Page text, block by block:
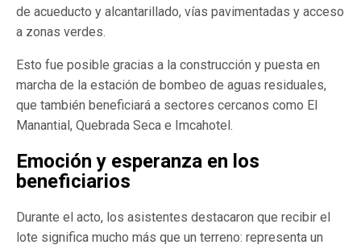
de acueducto y alcantarillado, vías pavimentadas y acceso
a zonas verdes.
Esto fue posible gracias a la construcción y puesta en
marcha de la estación de bombeo de aguas residuales,
que también beneficiará a sectores cercanos como El
Manantial, Quebrada Seca e Imcahotel.
Emoción y esperanza en los
beneficiarios
Durante el acto, los asistentes destacaron que recibir el
lote significa mucho más que un terreno: representa un